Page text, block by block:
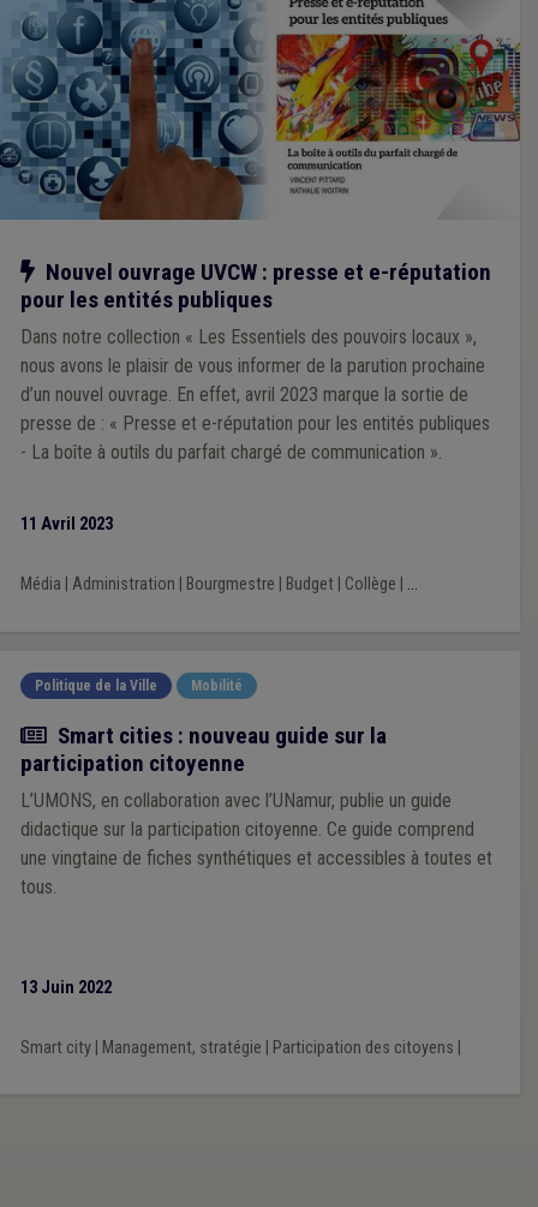
Notre action
Nouvel ouvrage UVCW : presse et e-réputation
pour les entités publiques
Dans notre collection « Les Essentiels des pouvoirs locaux »,
nous avons le plaisir de vous informer de la parution prochaine
d’un nouvel ouvrage. En effet, avril 2023 marque la sortie de
presse de : « Presse et e-réputation pour les entités publiques
- La boîte à outils du parfait chargé de communication ».
11 Avril 2023
Média Administration Bourgmestre Budget| Collège ...
Politique de la Ville Mobilité
Actualité
Smart cities : nouveau guide sur la
participation citoyenne
L’UMONS, en collaboration avec l’UNamur, publie un guide
didactique sur la participation citoyenne. Ce guide comprend
une vingtaine de fiches synthétiques et accessibles à toutes et
tous.
13 Juin 2022
Smart city| Management, stratégie Participation des citoyens